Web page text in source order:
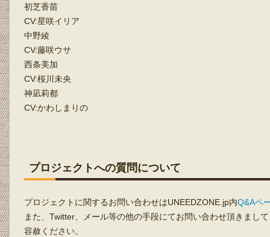
初芝香苗
CV:星咲イリア
中野綾
CV:藤咲ウサ
西条美加
CV:桜川未央
神凪莉都
CV:かわしまりの
プロジェクトへの質問について
プロジェクトに関するお問い合わせはUNEEDZONE.jp内Q&Aペ
また、Twitter、メール等の他の手段にてお問い合わせ頂きまし
容赦ください。